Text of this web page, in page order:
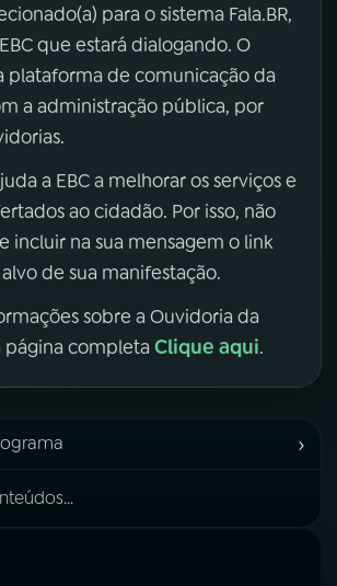
para o sistema Fala.BR,
que estará dialogando. O
plataforma de comunicação da
a administração pública, por
a EBC a melhorar os serviços e
ao cidadão. Por isso, não
incluir na sua mensagem o link
de sua manifestação.
sobre a Ouvidoria da
página completa Clique aqui.
›